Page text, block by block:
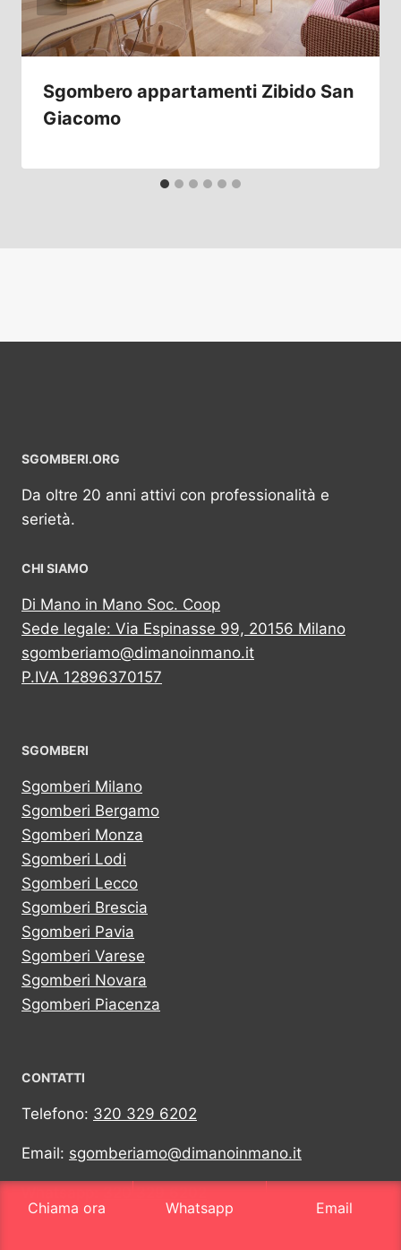
Sgombero appartamenti Zibido San
Giacomo
SGOMBERI.ORG
Da oltre 20 anni attivi con professionalità e
serietà.
CHI SIAMO
Di Mano in Mano Soc. Coop
Sede legale: Via Espinasse 99, 20156 Milano
sgomberiamo@dimanoinmano.it
P.IVA 12896370157
SGOMBERI
Sgomberi Milano
Sgomberi Bergamo
Sgomberi Monza
Sgomberi Lodi
Sgomberi Lecco
Sgomberi Brescia
Sgomberi Pavia
Sgomberi Varese
Sgomberi Novara
Sgomberi Piacenza
CONTATTI
Telefono: 320 329 6202
Email: sgomberiamo@dimanoinmano.it
Chiama ora
Whatsapp Email